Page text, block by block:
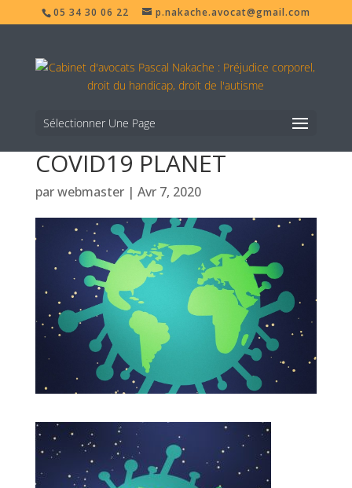
05 34 30 06 22 p.nakache.avocat@gmail.com
Sélectionner Une Page
COVID19 PLANET
parwebmaster| Avr 7, 2020